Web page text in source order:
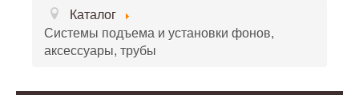
Каталог
Системы подъема и установки фонов,
аксессуары, трубы